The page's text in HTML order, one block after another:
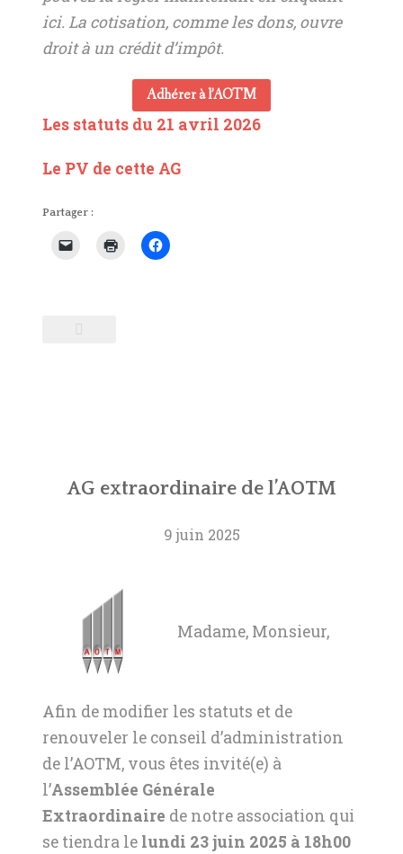
ici. La cotisation, comme les dons, ouvre
droit à un crédit d’impôt.
Adhérer à l’AOTM
Les statuts du 21 avril 2026
Le PV de cette AG
Partager :
AG extraordinaire de l’AOTM
9 juin 2025
Madame, Monsieur,
Afin de modifier les statuts et de
renouveler le conseil d’administration
de l’AOTM, vous êtes invité(e) à
l’Assemblée Générale
Extraordinaire de notre association qui
se tiendra le lundi 23 juin 2025 à 18h00